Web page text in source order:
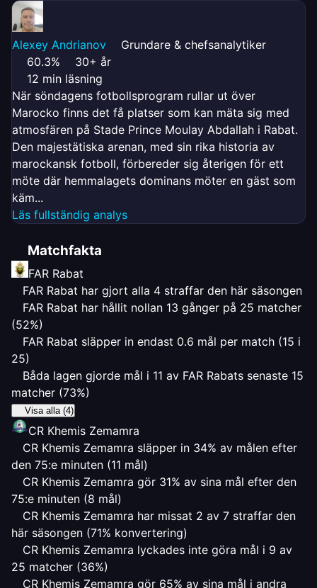
Alexey Andrianov
Grundare & chefsanalytiker
60.3%
30+ år
12 min läsning
När söndagens fotbollsprogram rullar ut över
Marocko finns det få platser som kan mäta sig med
atmosfären på Stade Prince Moulay Abdallah i Rabat.
Den majestätiska arenan, med sin rika historia av
marockansk fotboll, förbereder sig återigen för ett
möte där hemmalagets dominans möter en gäst som
käm...
Läs fullständig analys
Matchfakta
FAR Rabat
FAR Rabat har gjort alla 4 straffar den här säsongen
FAR Rabat har hållit nollan 13 gånger på 25 matcher
(52%)
FAR Rabat släpper in endast 0.6 mål per match (15 i
25)
Båda lagen gjorde mål i 11 av FAR Rabats senaste 15
matcher (73%)
Visa alla (4)
CR Khemis Zemamra
CR Khemis Zemamra släpper in 34% av målen efter
den 75:e minuten (11 mål)
CR Khemis Zemamra gör 31% av sina mål efter den
75:e minuten (8 mål)
CR Khemis Zemamra har missat 2 av 7 straffar den
här säsongen (71% konvertering)
CR Khemis Zemamra lyckades inte göra mål i 9 av
25 matcher (36%)
CR Khemis Zemamra gör 65% av sina mål i andra